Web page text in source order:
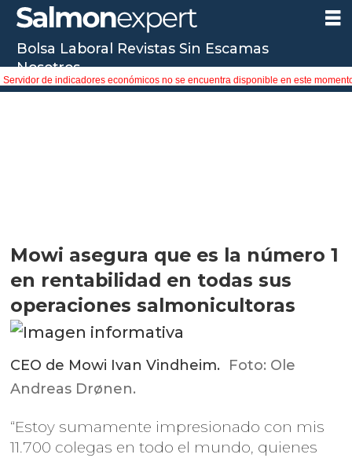
Mowi asegura que es la número 1
en rentabilidad en todas sus
operaciones salmonicultoras
CEO de Mowi Ivan Vindheim. Foto: Ole
Andreas Drønen.
“Estoy sumamente impresionado con mis
11.700 colegas en todo el mundo, quienes
Bolsa Laboral Revistas Sin Escamas
Nosotros
Servidor de indicadores económicos no se encuentra disponible en este